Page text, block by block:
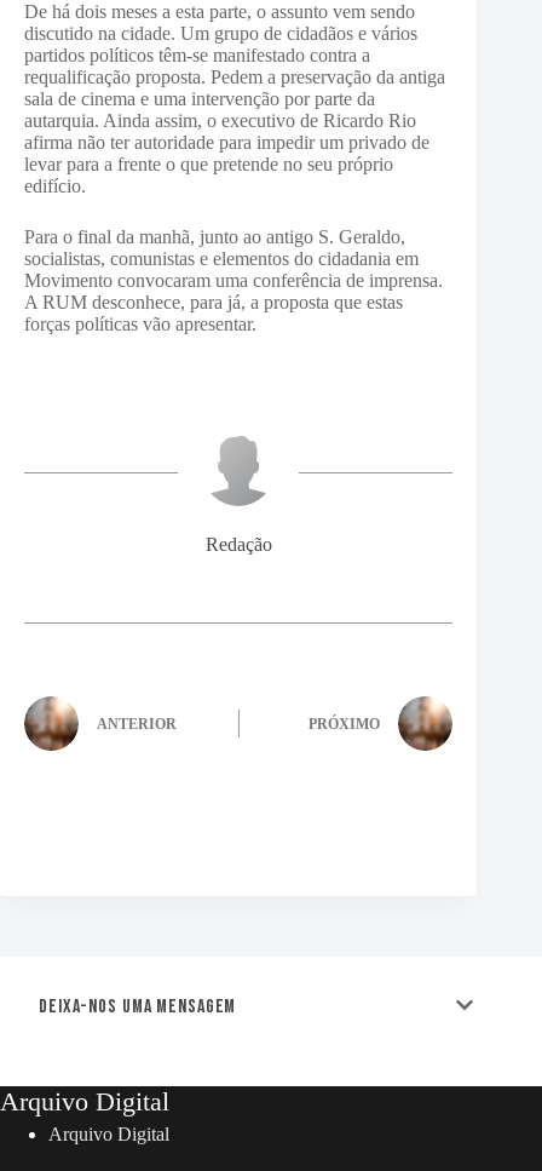
De há dois meses a esta parte, o assunto vem sendo
discutido na cidade. Um grupo de cidadãos e vários
partidos políticos têm-se manifestado contra a
requalificação proposta. Pedem a preservação da antiga
sala de cinema e uma intervenção por parte da
autarquia. Ainda assim, o executivo de Ricardo Rio
afirma não ter autoridade para impedir um privado de
levar para a frente o que pretende no seu próprio
edifício.
Para o final da manhã, junto ao antigo S. Geraldo,
socialistas, comunistas e elementos do cidadania em
Movimento convocaram uma conferência de imprensa.
A RUM desconhece, para já, a proposta que estas
forças políticas vão apresentar.
Redação
ANTERIOR PRÓXIMO
Deixa-nos uma mensagem
Arquivo Digital
Arquivo Digital